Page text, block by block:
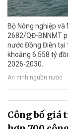
Bộ Nông nghiệp
2682/QĐ-BNNMT
nước Đồng Điền tại
khoảng 6.558 tỷ
2026-2030.
An ninh nguồn nước
Công bố giá